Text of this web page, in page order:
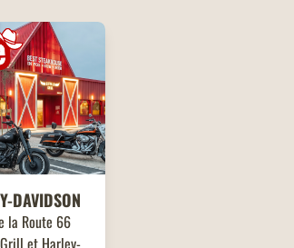
DAVIDSON
la Route 66
et Harley-